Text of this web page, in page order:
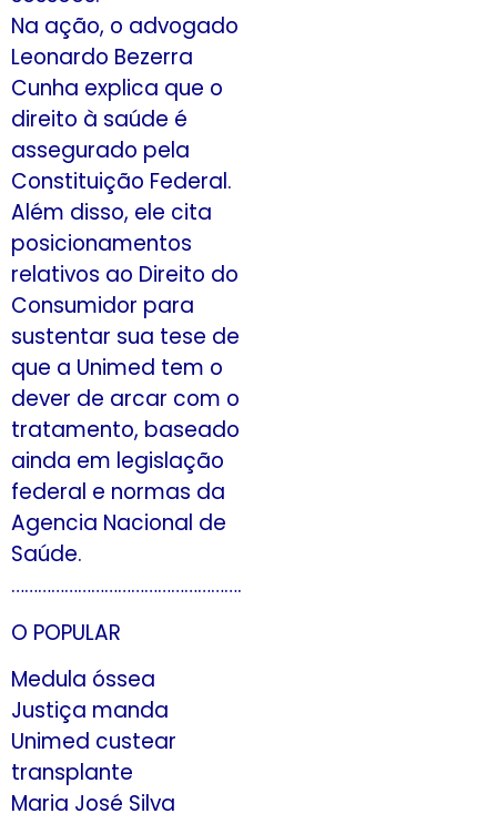
Na ação, o advogado
Leonardo Bezerra
Cunha explica que o
direito à saúde é
assegurado pela
Constituição Federal.
Além disso, ele cita
posicionamentos
relativos ao Direito do
Consumidor para
sustentar sua tese de
que a Unimed tem o
dever de arcar com o
tratamento, baseado
ainda em legislação
federal e normas da
Agencia Nacional de
Saúde.
…………………………………………….
O POPULAR
Medula óssea
Justiça manda
Unimed custear
transplante
Maria José Silva